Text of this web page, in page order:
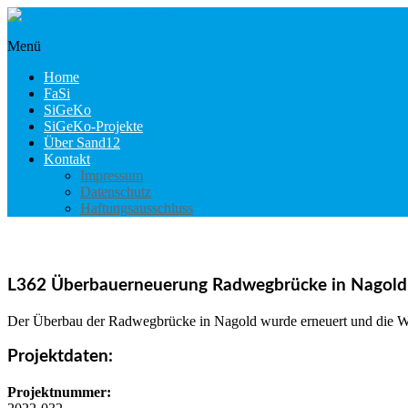
Skip
content
sigeko.internet-
marburg.de
Menü
Home
FaSi
SiGeKo
SiGeKo-Projekte
Über Sand12
Kontakt
Impressum
Datenschutz
Haftungsausschluss
L362 Überbauerneuerung Radwegbrücke in Nagold
Der Überbau der Radwegbrücke in Nagold wurde erneuert und die
Projektdaten:
Projektnummer: